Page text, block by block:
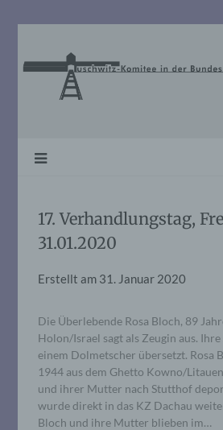
17. Verhandlungstag,
31.01.2020
Erstellt am 31. Januar 2020
Die Überlebende Rosa Bloch, 89
Holon/Israel sagt als Zeugin aus.
einem Dolmetscher übersetzt. Rosa
1944 aus dem Ghetto Kowno/
und ihrer Mutter nach Stutthof
wurde direkt in das KZ Dachau
Bloch und ihre Mutter blieben im…